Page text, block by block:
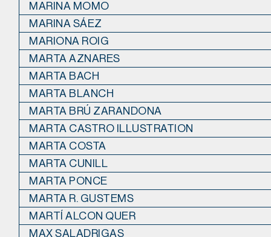
MARINA MOMO
MARINA SÁEZ
MARIONA ROIG
MARTA AZNARES
MARTA BACH
MARTA BLANCH
MARTA BRÚ ZARANDONA
MARTA CASTRO ILLUSTRATION
MARTA COSTA
MARTA CUNILL
MARTA PONCE
MARTA R. GUSTEMS
MARTÍ ALCON QUER
MAX SALADRIGAS